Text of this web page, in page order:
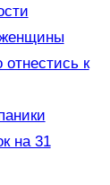
женщины
к
на 31